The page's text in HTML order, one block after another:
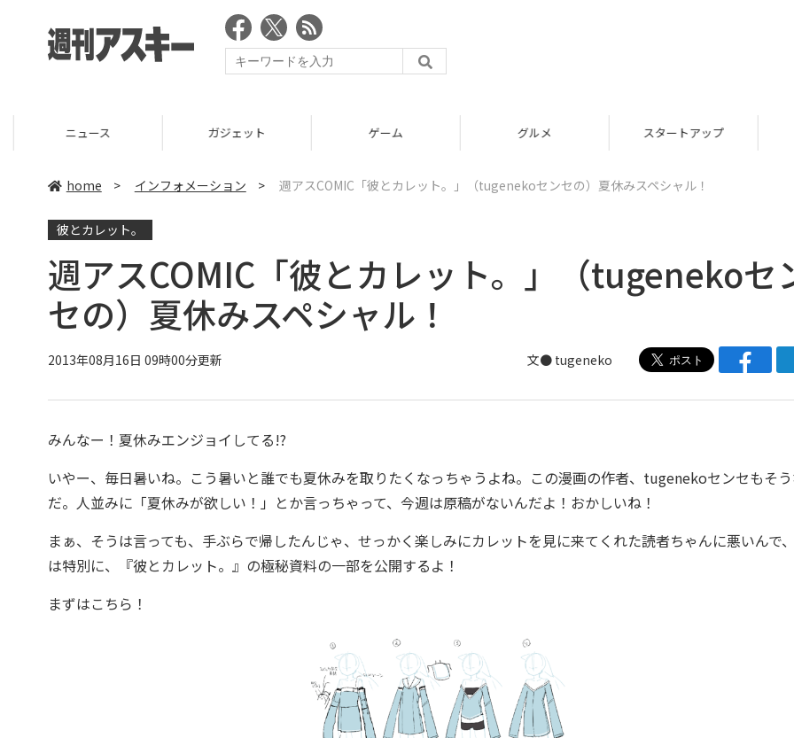
ニュース ガジェット ゲーム グルメ スタートアップ
home > インフォメーション > 週アスCOMIC「彼とカレット。」（tugenekoセンセの）夏休みスペシャル！
彼とカレット。
週アスCOMIC「彼とカレット。」（tugenekoセ
セの）夏休みスペシャル！
2013年08月16日 09時00分更新 文● tugeneko
みんなー！夏休みエンジョイしてる!?
いやー、毎日暑いね。こう暑いと誰でも夏休みを取りたくなっちゃうよね。この漫画の作者、tugenekoセンセもそ
だ。人並みに「夏休みが欲しい！」とか言っちゃって、今週は原稿がないんだよ！おかしいね！
まぁ、そうは言っても、手ぶらで帰したんじゃ、せっかく楽しみにカレットを見に来てくれた読者ちゃんに悪いんで
は特別に、『彼とカレット。』の極秘資料の一部を公開するよ！
まずはこちら！